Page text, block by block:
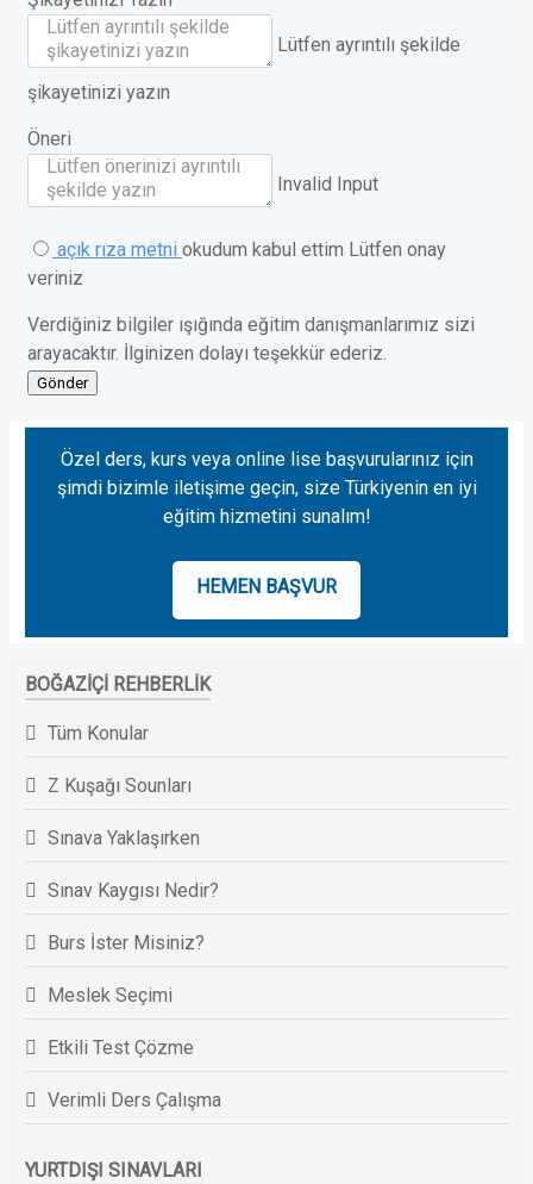
Lütfen ayrıntılı şekilde
şikayetinizi yazın
Öneri
Invalid Input
açık rıza metni okudum kabul ettim Lütfen onay
veriniz
Verdiğiniz bilgiler ışığında eğitim danışmanlarımız sizi
arayacaktır. İlginizen dolayı teşekkür ederiz.
Gönder
Özel ders, kurs veya online lise başvurularınız için
şimdi bizimle iletişime geçin, size Türkiyenin en iyi
eğitim hizmetini sunalım!
HEMEN BAŞVUR
BOĞAZIÇI REHBERLIK
Tüm Konular
Z Kuşağı Sounları
Sınava Yaklaşırken
Sınav Kaygısı Nedir?
Burs İster Misiniz?
Meslek Seçimi
Etkili Test Çözme
Verimli Ders Çalışma
YURTDIŞI SINAVLARI